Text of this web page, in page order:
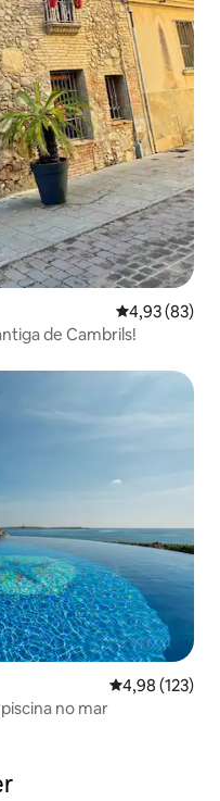
4,93 de uma
4,93 (83)
de Cambrils!
4,98 de uma
4,98 (123)
no mar